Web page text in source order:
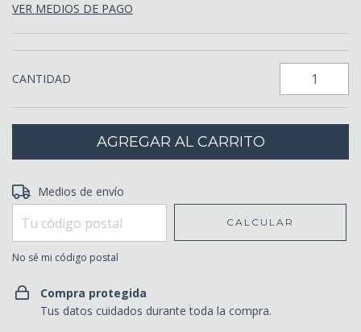
VER MEDIOS DE PAGO
CANTIDAD
Entregas para el CP:
Medios de envío
CALCULAR
No sé mi código postal
Compra protegida
Tus datos cuidados durante toda la compra.